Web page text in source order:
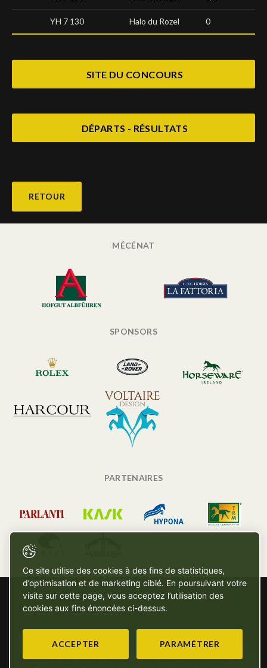
YH 7 130 Halo du Rozel 0
SITE DU CONCOURS
DÉPARTS - RÉSULTATS
RETOUR
MÉCÉNAT
SPONSORS
PARTENAIRES
Copyright © SG - 2026 - Tous droits réservés
Ce site utilise des cookies à des fins de statistiques,
d’optimisation et de marketing ciblé. En poursuivant votre
visite sur cette page, vous acceptez l’utilisation des
cookies aux fins énoncées ci-dessus.
ACCEPTER PARAMÉTRER